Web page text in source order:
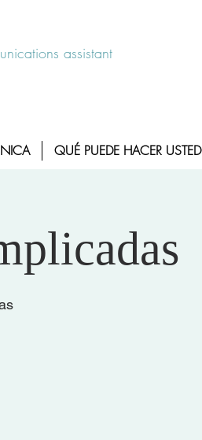
assistant
QUÉ PUEDE HACER USTED